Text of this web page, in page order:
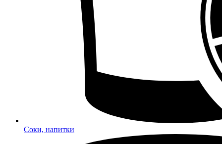
Соки, напитки